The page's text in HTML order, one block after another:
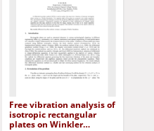
Free vibration analysis of
isotropic rectangular
plates on Winkler